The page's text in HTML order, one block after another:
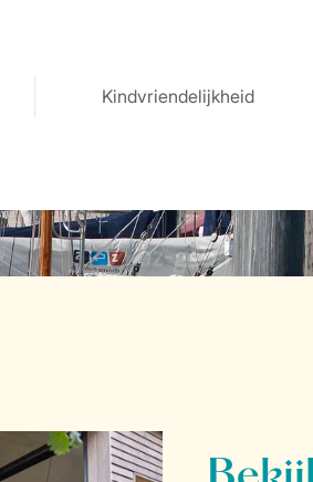
Service Rating from our guests
Kindvriendelijkheid